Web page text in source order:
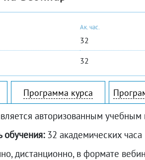
Ак. час.
32
32
Программа курса
авторизованным учебным
обучения:32 академических часа
дистанционно, в формате